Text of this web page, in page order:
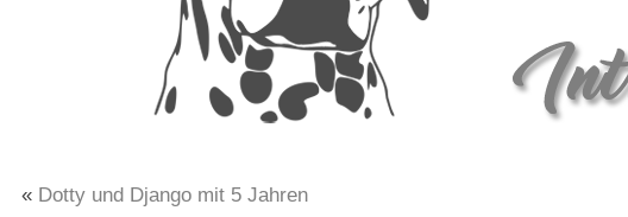
« Dotty und Django mit 5 Jahren